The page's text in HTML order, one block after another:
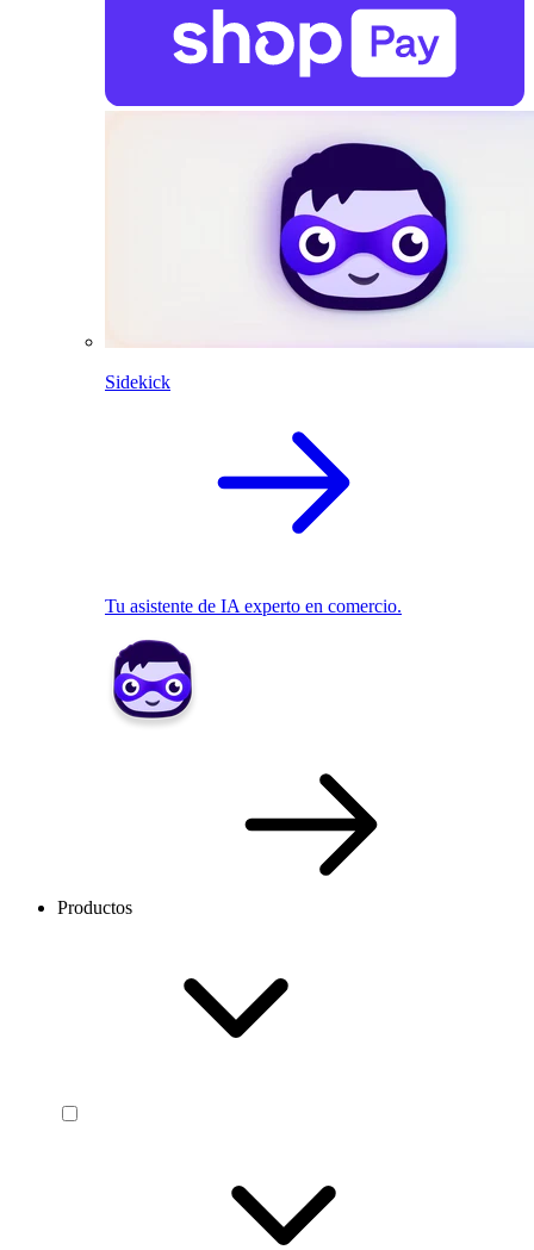
Sidekick
Tu asistente de IA experto en comercio.
Productos